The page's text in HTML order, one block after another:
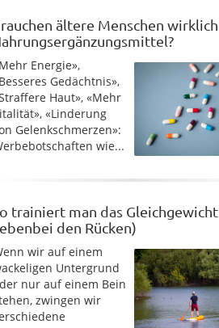
ältere Menschen wirklich
Energie»,
Gedächtnis»,
Haut», «Mehr
«Linderung
Gelenkschmerzen»:
wie...
trainiert man das
den Rücken)
wir auf einem
Untergrund
nur auf einem Bein
zwingen wir